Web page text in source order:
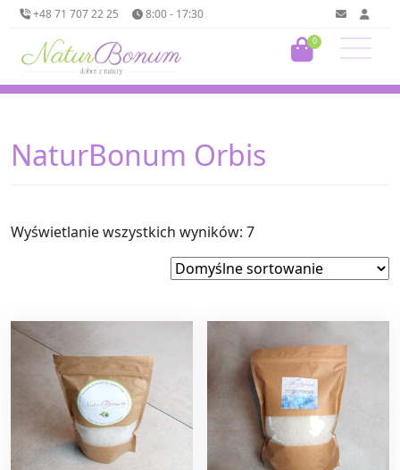
+48 71 707 22 25 8:00 - 17:30
0
NaturBonum Orbis
Wyświetlanie wszystkich wyników: 7